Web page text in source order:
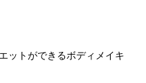
ットができるボディメイキ